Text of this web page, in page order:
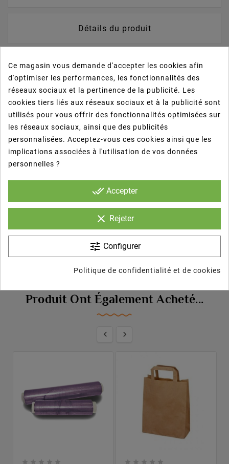
Détails du produit
Avis
- Gel higienizante y concentrado de color blanco
para el uso frecuente
- Su fórmula sin perfume y su acción
desengrasante lo hacen ideal para su uso en
industria alimentaria
- Este producto de comprobada calidad, es
dosificadores situados en bares, restaurantes,
hoteles y otros lugares donde existan aseos de
uso público
- Apto para su uso en industria alimentaria
Produit Ont Également Acheté...
 
         
Ce magasin vous demande d'accepter les cookies afin
d'optimiser les performances, les fonctionnalités des
réseaux sociaux et la pertinence de la publicité. Les
cookies tiers liés aux réseaux sociaux et à la publicité sont
utilisés pour vous offrir des fonctionnalités optimisées sur
les réseaux sociaux, ainsi que des publicités
personnalisées. Acceptez-vous ces cookies ainsi que les
implications associées à l'utilisation de vos données
personnelles ?
done_all Accepter
clear Rejeter
tune Configurer
Politique de confidentialité et de cookies